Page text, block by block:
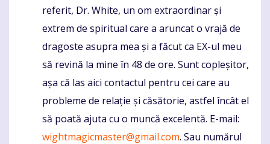
referit, Dr. White, un om extraordinar și
extrem de spiritual care a aruncat o vrajă de
dragoste asupra mea și a făcut ca EX-ul meu
să revină la mine în 48 de ore. Sunt copleșitor,
așa că las aici contactul pentru cei care au
probleme de relație și căsătorie, astfel încât el
să poată ajuta cu o muncă excelentă. E-mail:
wightmagicmaster@gmail.com. Sau numărul